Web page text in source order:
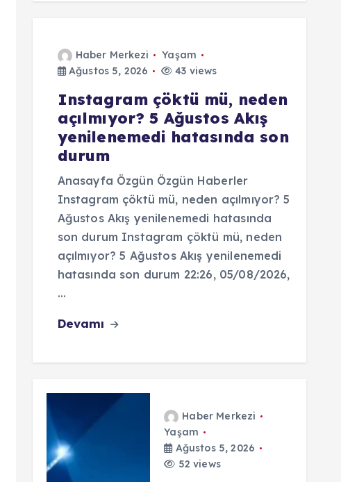
Haber Merkezi
Yaşam
Ağustos 5, 2026
43 views
Instagram çöktü mü, neden
açılmıyor? 5 Ağustos Akış
yenilenemedi hatasında son
durum
Anasayfa Özgün Özgün Haberler
Instagram çöktü mü, neden açılmıyor? 5
Ağustos Akış yenilenemedi hatasında
son durum Instagram çöktü mü, neden
açılmıyor? 5 Ağustos Akış yenilenemedi
hatasında son durum 22:26, 05/08/2026,
…
Devamı
Haber Merkezi
Yaşam
Ağustos 5, 2026
52 views